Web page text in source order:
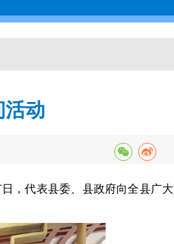
活动
，代表县委、县政府向全县广